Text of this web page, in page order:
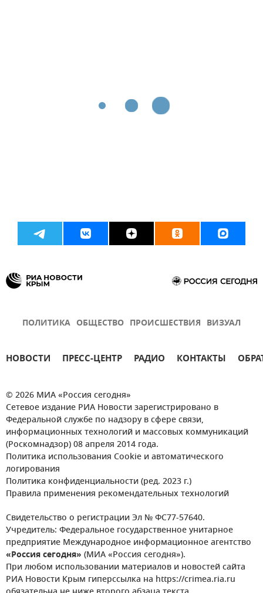
ПОЛИТИКА ОБЩЕСТВО ПРОИСШЕСТВИЯ ВИЗУАЛ
НОВОСТИ ПРЕСС-ЦЕНТР РАДИО КОНТАКТЫ
© 2026 МИА «Россия сегодня»
Сетевое издание РИА Новости зарегистрировано в
Федеральной службе по надзору в сфере связи,
информационных технологий и массовых коммуникаций
(Роскомнадзор) 08 апреля 2014 года.
Политика использования Cookie и автоматического
логирования
Политика конфиденциальности (ред. 2023 г.)
Правила применения рекомендательных технологий
Свидетельство о регистрации Эл № ФС77-57640.
Учредитель: Федеральное государственное унитарное
предприятие Международное информационное агентство
«Россия сегодня» (МИА «Россия сегодня»).
При любом использовании материалов и новостей сайта
РИА Новости Крым гиперссылка на https://crimea.ria.ru